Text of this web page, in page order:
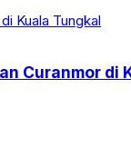
Curanmor di